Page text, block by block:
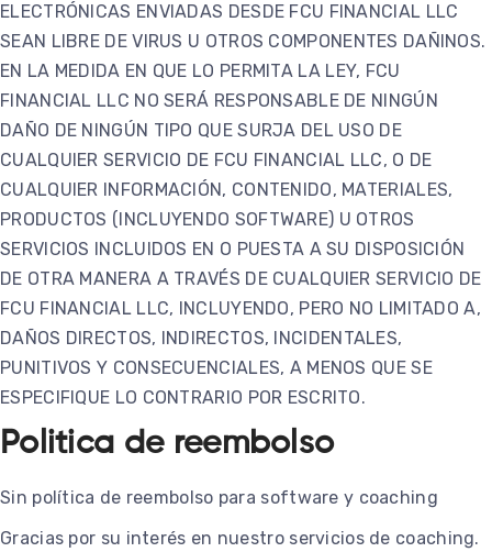
ELECTRÓNICAS ENVIADAS DESDE FCU FINANCIAL LLC
SEAN LIBRE DE VIRUS U OTROS COMPONENTES DAÑINOS.
EN LA MEDIDA EN QUE LO PERMITA LA LEY, FCU
FINANCIAL LLC NO SERÁ RESPONSABLE DE NINGÚN
DAÑO DE NINGÚN TIPO QUE SURJA DEL USO DE
CUALQUIER SERVICIO DE FCU FINANCIAL LLC, O DE
CUALQUIER INFORMACIÓN, CONTENIDO, MATERIALES,
PRODUCTOS (INCLUYENDO SOFTWARE) U OTROS
SERVICIOS INCLUIDOS EN O PUESTA A SU DISPOSICIÓN
DE OTRA MANERA A TRAVÉS DE CUALQUIER SERVICIO DE
FCU FINANCIAL LLC, INCLUYENDO, PERO NO LIMITADO A,
DAÑOS DIRECTOS, INDIRECTOS, INCIDENTALES,
PUNITIVOS Y CONSECUENCIALES, A MENOS QUE SE
ESPECIFIQUE LO CONTRARIO POR ESCRITO.
Politica de reembolso
Sin política de reembolso para software y coaching
Gracias por su interés en nuestro servicios de coaching.